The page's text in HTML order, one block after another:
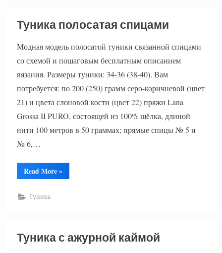
Туника полосатая спицами
Модная модель полосатой туники связанной спицами
со схемой и пошаговым бесплатным описанием
вязания. Размеры туники: 34-36 (38-40). Вам
потребуется: по 200 (250) грамм серо-коричневой (цвет
21) и цвета слоновой кости (цвет 22) пряжи Lana
Grossa II PURO, состоящей из 100% шёлка, длиной
нити 100 метров в 50 граммах; прямые спицы № 5 и
№ 6,…
Read More“Туника
полосатая
»
Туника
Туника с ажурной каймой